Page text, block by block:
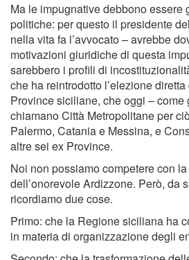
Ma le impugnative debbono essere
politiche: per questo il presidente
nella vita fa l’avvocato – avrebbe
motivazioni giuridiche di questa
sarebbero i profili di
che ha reintrodotto l’elezione
Province siciliane, che oggi – come
chiamano Città Metropolitane per
Palermo, Catania e Messina, e
altre sei ex Province.
Noi non possiamo competere con
dell’onorevole Ardizzone. Però, da
ricordiamo due cose.
Primo: che la Regione siciliana ha
in materia di organizzazione degli